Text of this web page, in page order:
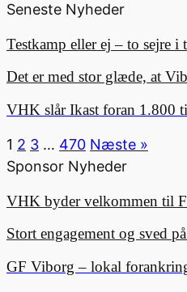
Seneste Nyheder
Testkamp eller ej – to sejre
Det er med stor glæde, at
VHK slår Ikast foran 1.800
1 2 3 … 470 Næste »
Sponsor Nyheder
VHK byder velkommen til
Stort engagement og sved
GF Viborg – lokal